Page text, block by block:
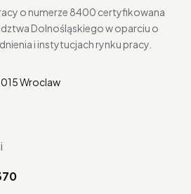
o numerze 8400 certyfikowana
Dolnośląskiego w oparciu o
i instytucjach rynku pracy.
Wroclaw